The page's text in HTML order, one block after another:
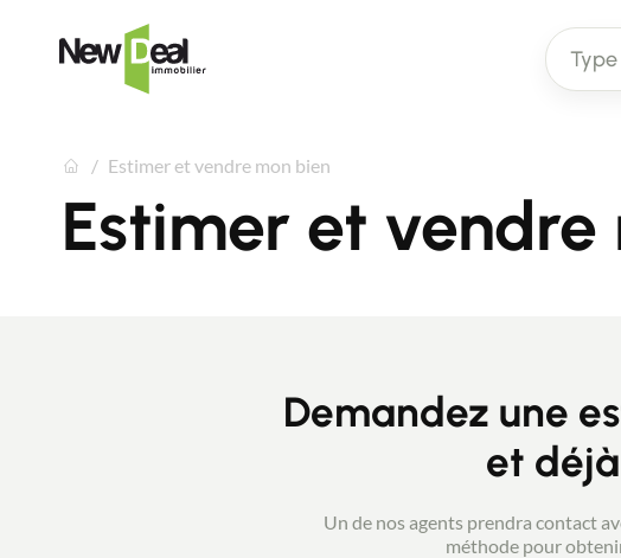
Estimer et vendre mon bien
Estimer et vendre
Demandez une
et
Un de nos agents prendra contact
méthode pour